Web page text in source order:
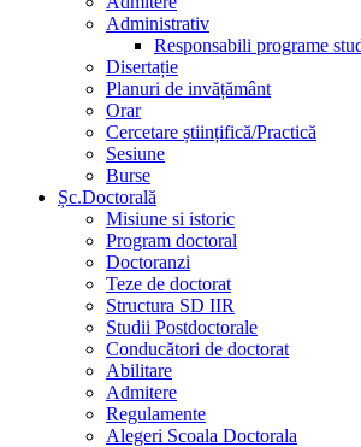
Administrativ
Responsabili programe
Disertație
Planuri de invățământ
Orar
Cercetare științifică/Practică
Sesiune
Burse
Șc.Doctorală
Misiune si istoric
Program doctoral
Doctoranzi
Teze de doctorat
Structura SD IIR
Studii Postdoctorale
Conducători de doctorat
Abilitare
Admitere
Regulamente
Alegeri Scoala Doctorala